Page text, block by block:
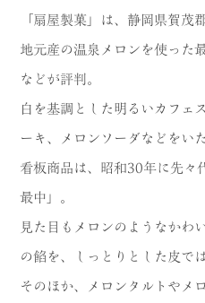
「扇屋製菓」は、静岡県賀茂
地元産の温泉メロンを使った
などが評判。
白を基調とした明るいカフェ
ーキ、メロンソーダなどをい
看板商品は、昭和30年に先々
最中」。
見た目もメロンのようなかわ
の餡を、しっとりとした皮で
そのほか、メロンタルトやメ